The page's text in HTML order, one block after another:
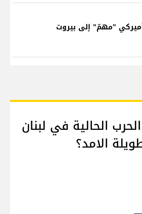
"مهمّ" إلى بيروت
الحالية في لبنان
الامد؟